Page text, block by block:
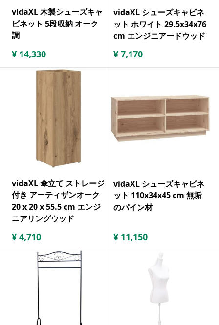
vidaXL 木製シューズキャ
ビネット 5段収納 オーク
調
¥ 14,330
vidaXL シューズキャビネ
ット ホワイト 29.5x34x76
cm エンジニアードウッド
¥ 7,170
vidaXL 傘立て ストレージ
付き アーティザンオーク
20 x 20 x 55.5 cm エンジ
ニアリングウッド
¥ 4,710
vidaXL シューズキャビネ
ット 110x34x45 cm 無垢
のパイン材
¥ 11,150